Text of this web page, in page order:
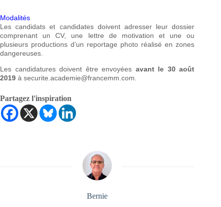
Modalités
Les candidats et candidates doivent adresser leur dossier
comprenant un CV, une lettre de motivation et une ou
plusieurs productions d’un reportage photo réalisé en zones
dangereuses.
Les candidatures doivent être envoyées avant le 30 août
2019 à securite.academie@francemm.com.
Partagez l'inspiration
Bernie